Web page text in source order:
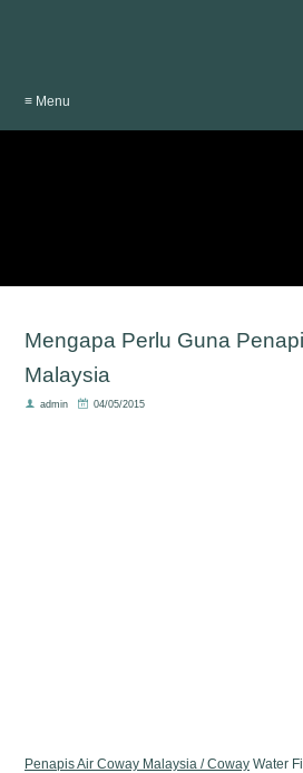
≡ Menu
Mengapa Perlu Guna
Malaysia
admin 04/05/2015
Penapis Air Coway Malaysia / Coway Water